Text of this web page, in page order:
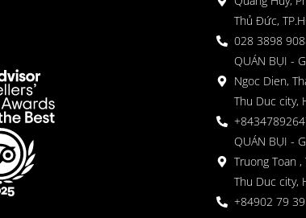
Thủ Đức,
028 3898
QUÁN BỤI -
Ngoc Dien,
Thu Duc city,
QUÁN BỤI -
Truong Toan
Thu Duc city,
+84902 79